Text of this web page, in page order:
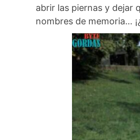
abrir las piernas y dejar
nombres de memoria…